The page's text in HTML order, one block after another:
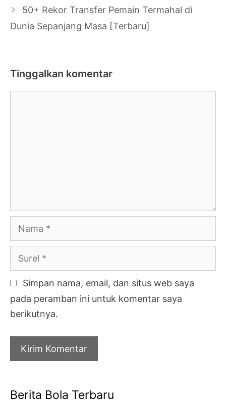
50+ Rekor Transfer Pemain Termahal di
Dunia Sepanjang Masa [Terbaru]
Tinggalkan komentar
Nama
Surel
Simpan nama, email, dan situs web saya
pada peramban ini untuk komentar saya
berikutnya.
Berita Bola Terbaru